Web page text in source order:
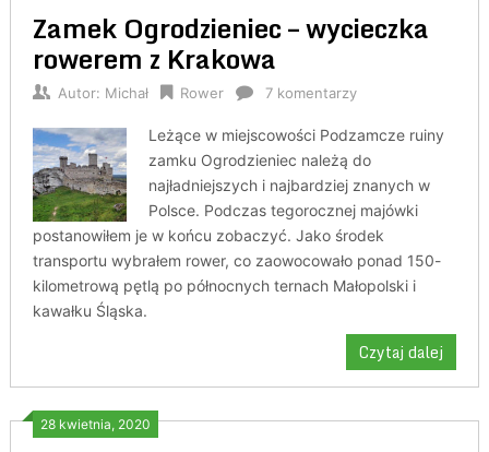
Zamek Ogrodzieniec – wycieczka
rowerem z Krakowa
Autor: Michał Rower 7 komentarzy
Leżące w miejscowości Podzamcze ruiny
zamku Ogrodzieniec należą do
najładniejszych i najbardziej znanych w
Polsce. Podczas tegorocznej majówki
postanowiłem je w końcu zobaczyć. Jako środek
transportu wybrałem rower, co zaowocowało ponad 150-
kilometrową pętlą po północnych ternach Małopolski i
kawałku Śląska.
Czytaj dalej
28 kwietnia, 2020